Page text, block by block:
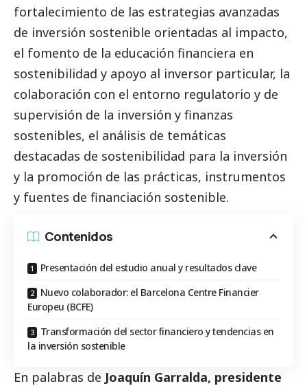
fortalecimiento de las estrategias avanzadas
de inversión sostenible orientadas al impacto,
el fomento de la educación financiera en
sostenibilidad y apoyo al inversor particular, la
colaboración con el entorno regulatorio y de
supervisión de la inversión y finanzas
sostenibles, el análisis de temáticas
destacadas de sostenibilidad para la inversión
y la promoción de las prácticas, instrumentos
y fuentes de financiación sostenible.
Contenidos
Presentación del estudio anual y resultados clave
Nuevo colaborador: el Barcelona Centre Financier
Europeu (BCFE)
Transformación del sector financiero y tendencias en
la inversión sostenible
En palabras de Joaquín Garralda, presidente